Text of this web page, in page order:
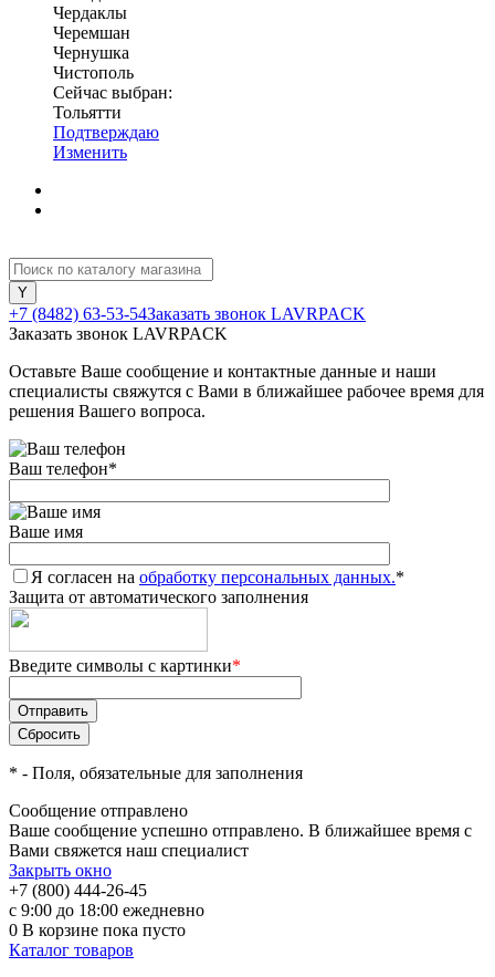
Чердаклы
Черемшан
Чернушка
Чистополь
Сейчас выбран:
Тольятти
Подтверждаю
Изменить
+7 (8482) 63-53-54Заказать звонок LAVRPACK
Заказать звонок LAVRPACK
Оставьте Ваше сообщение и контактные данные и наши
специалисты свяжутся с Вами в ближайшее рабочее время для
решения Вашего вопроса.
Ваш телефон*
Ваше имя
Я согласен на обработку персональных данных.*
Защита от автоматического заполнения
Введите символы с картинки*
* - Поля, обязательные для заполнения
Сообщение отправлено
Ваше сообщение успешно отправлено. В ближайшее время с
Вами свяжется наш специалист
Закрыть окно
+7 (800) 444-26-45
с 9:00 до 18:00 ежедневно
0 В корзине пока пусто
Каталог товаров